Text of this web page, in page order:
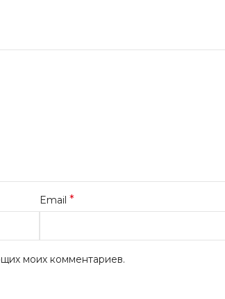
Email *
моих комментариев.